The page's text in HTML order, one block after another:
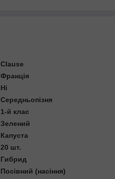
Clause
Франція
Ні
Середньопізня
1-й клас
Зелений
Капуста
20 шт.
Гибрид
Посівний (насіння)